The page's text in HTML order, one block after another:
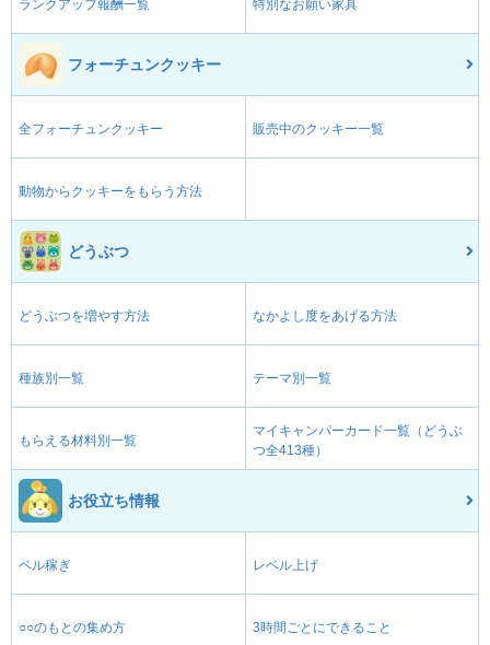
ランクアップ報酬一覧 特別なお願い家具
フォーチュンクッキー
全フォーチュンクッキー 販売中のクッキー一覧
動物からクッキーをもらう方法
どうぶつ
どうぶつを増やす方法 なかよし度をあげる方法
種族別一覧 テーマ別一覧
もらえる材料別一覧
マイキャンパーカード一覧（どうぶ
つ全413種）
お役立ち情報
ベル稼ぎ レベル上げ
○○のもとの集め方 3時間ごとにできること